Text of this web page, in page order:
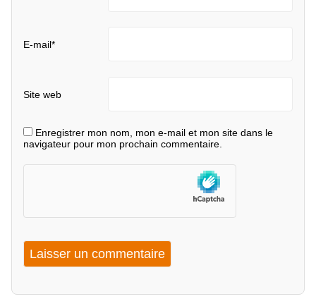
E-mail*
Site web
Enregistrer mon nom, mon e-mail et mon site dans le
navigateur pour mon prochain commentaire.